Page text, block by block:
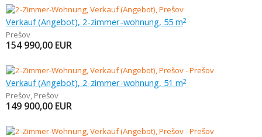
Verkauf (Angebot), 2-zimmer-wohnung, 55 m2
Prešov
154 990,00 EUR
Verkauf (Angebot), 2-zimmer-wohnung, 51 m2
Prešov, Prešov
149 900,00 EUR